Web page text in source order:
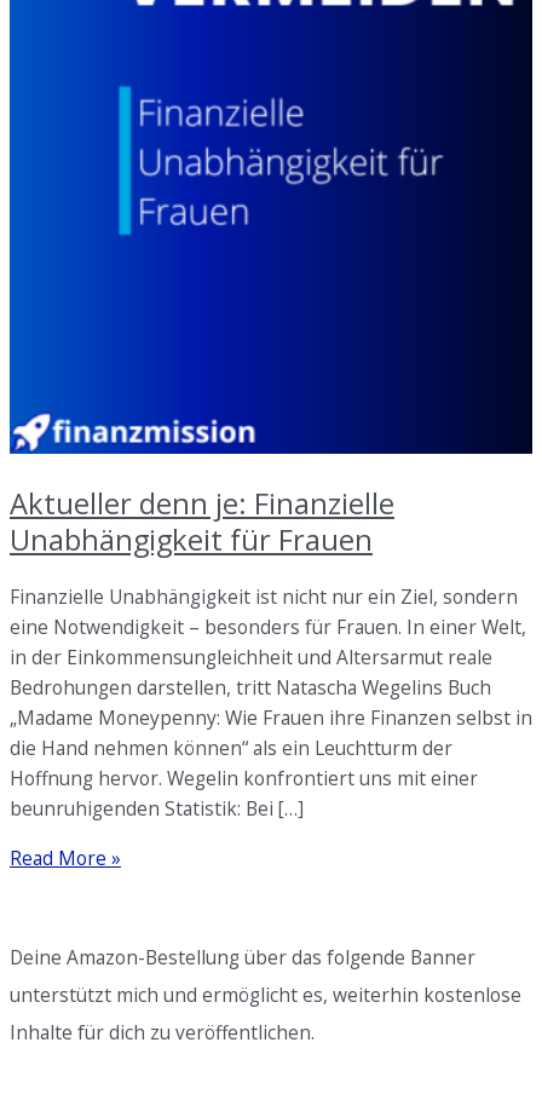
Aktueller denn je: Finanzielle
Unabhängigkeit für Frauen
Finanzielle Unabhängigkeit ist nicht nur ein Ziel, sondern
eine Notwendigkeit – besonders für Frauen. In einer Welt,
in der Einkommensungleichheit und Altersarmut reale
Bedrohungen darstellen, tritt Natascha Wegelins Buch
„Madame Moneypenny: Wie Frauen ihre Finanzen selbst in
die Hand nehmen können“ als ein Leuchtturm der
Hoffnung hervor. Wegelin konfrontiert uns mit einer
beunruhigenden Statistik: Bei […]
Aktueller
Finanzielle
für
Frauen
Read More »
Deine Amazon-Bestellung über das folgende Banner
unterstützt mich und ermöglicht es, weiterhin kostenlose
Inhalte für dich zu veröffentlichen.